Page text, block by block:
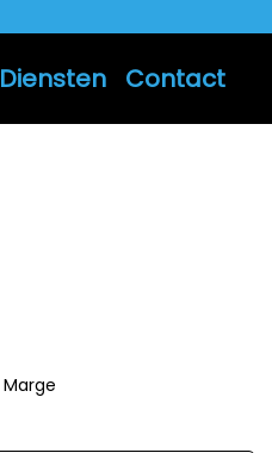
Diensten Contact
Marge